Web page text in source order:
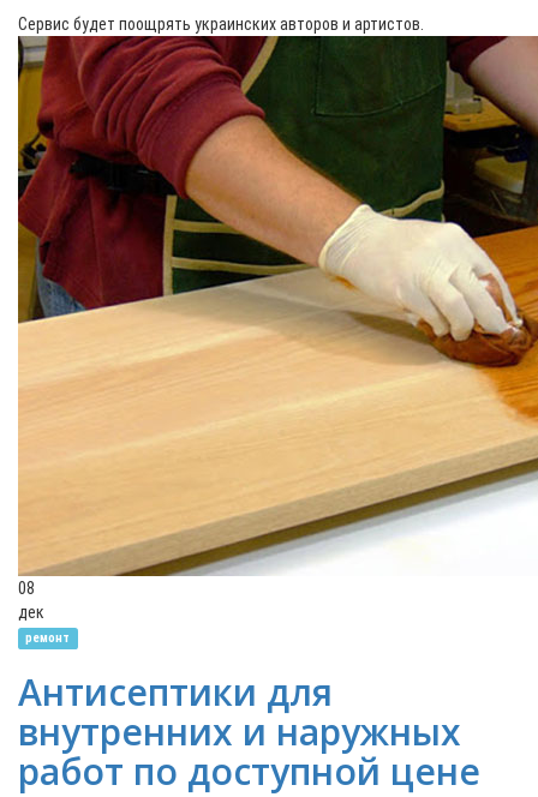
Сервис будет поощрять украинских авторов и артистов.
08
дек
ремонт
Антисептики для
внутренних и наружных
работ по доступной цене